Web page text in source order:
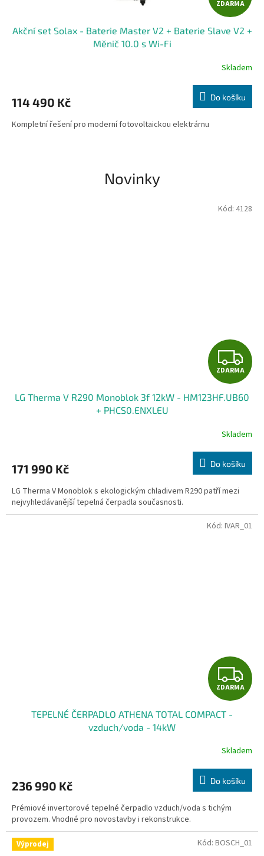
D
A
R
M
A
ZDARMA
Akční set Solax - Baterie Master V2 + Baterie Slave V2 +
Měnič 10.0 s Wi-Fi
Skladem
114 490 Kč Do košíku
Kompletní řešení pro moderní fotovoltaickou elektrárnu
Novinky
Z
D
A
R
M
A
ZDARMA
LG Therma V R290 Monoblok 3f 12kW - HM123HF.UB60
+ PHCS0.ENXLEU
Skladem
171 990 Kč Do košíku
LG Therma V Monoblok s ekologickým chladivem R290 patří mezi
nejvyhledávanější tepelná čerpadla současnosti.
Kód: 4128
Z
D
R
M
A
ZDARMA
TEPELNÉ ČERPADLO ATHENA TOTAL COMPACT -
vzduch/voda - 14kW
Skladem
236 990 Kč Do košíku
Prémiové invertorové tepelné čerpadlo vzduch/voda s tichým
provozem. Vhodné pro novostavby i rekonstrukce.
Kód: IVAR_01
Výprodej Kód: BOSCH_01